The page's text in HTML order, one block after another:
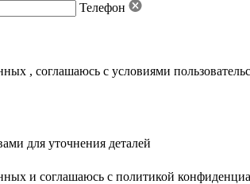
Телефон
, соглашаюсь с условиями
для уточнения деталей
и соглашаюсь с политикой